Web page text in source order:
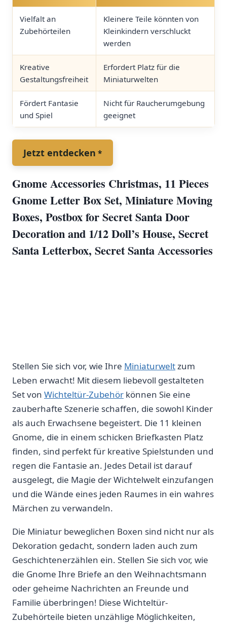
Vielfalt an
Zubehörteilen
Kleinere Teile könnten ‍von
Kleinkindern verschluckt
werden
Kreative
Gestaltungsfreiheit
Erfordert Platz für die
Miniaturwelten
Fördert Fantasie
und⁢ Spiel
Nicht für Raucherumgebung‍
geeignet
Jetzt entdecken
Gnome ⁤Accessories Christmas, 11 Pieces
Gnome ‍Letter Box Set, Miniature ⁢Moving
Boxes, Postbox for ‌Secret Santa Door
Decoration and 1/12⁤ Doll’s House,‌ Secret
Santa Letterbox,⁣ Secret Santa Accessories
Stellen Sie sich vor,⁣ wie ⁤Ihre Miniaturweltzum
Leben erwacht! Mit diesem liebevoll gestalteten ​
Set von Wichteltür-Zubehör können ⁤Sie⁣ eine
zauberhafte Szenerie⁤ schaffen, die sowohl ⁢Kinder
als auch Erwachsene ⁣begeistert. Die‌ 11 kleinen
Gnome, ‌die in einem schicken Briefkasten Platz
finden, ​sind perfekt für kreative⁤ Spielstunden und⁢
regen die Fantasie an. Jedes Detail ​ist darauf
ausgelegt, die ‍Magie der Wichtelwelt einzufangen
und die Wände eines jeden Raumes in ein wahres
Märchen zu verwandeln.
Die Miniatur ⁢beweglichen Boxen sind nicht ‍nur als
Dekoration⁢ gedacht, sondern laden auch zum
Geschichtenerzählen ein. Stellen⁤ Sie ​sich‍ vor, ‌wie
die Gnome Ihre Briefe‌ an den ​Weihnachtsmann
oder geheime‍ Nachrichten an Freunde und ​
Familie überbringen! Diese Wichteltür-
Zubehörteile bieten ⁤unzählige Möglichkeiten,